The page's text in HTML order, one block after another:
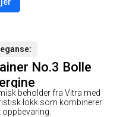
No.3 Bolle
beholder fra Vitra med
lokk som kombinerer